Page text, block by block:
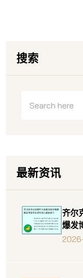
搜索
最新资讯
齐尔
爆发